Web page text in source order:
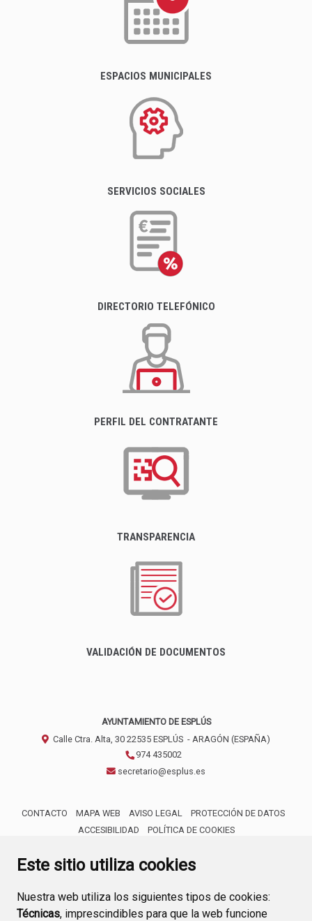
Este sitio utiliza cookies
Nuestra web utiliza los siguientes tipos de cookies:
Técnicas, imprescindibles para que la web funcione
ESPACIOS MUNICIPALES
SERVICIOS SOCIALES
DIRECTORIO TELEFÓNICO
PERFIL DEL CONTRATANTE
TRANSPARENCIA
VALIDACIÓN DE DOCUMENTOS
AYUNTAMIENTO DE ESPLÚS
Calle Ctra. Alta, 30 22535 ESPLÚS - ARAGÓN (ESPAÑA)
974 435002
secretario@esplus.es
CONTACTO MAPA WEB AVISO LEGAL
PROTECCIÓN DE DATOS
ACCESIBILIDAD
POLÍTICA DE COOKIES